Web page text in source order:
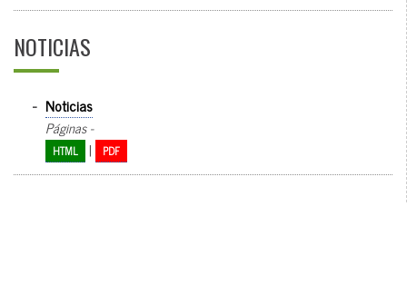
NOTICIAS
- Noticias
Páginas -
HTML | PDF